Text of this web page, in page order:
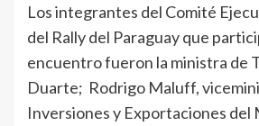
Los integrantes del Comité
del Rally del Paraguay que
encuentro fueron la ministra de
Duarte; Rodrigo Maluff,
Inversiones y Exportaciones del